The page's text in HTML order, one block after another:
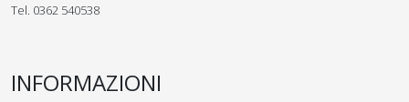
Tel. 0362 540538
INFORMAZIONI